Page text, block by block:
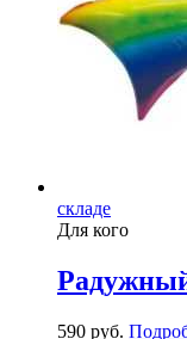
складе
Для кого
590 руб.